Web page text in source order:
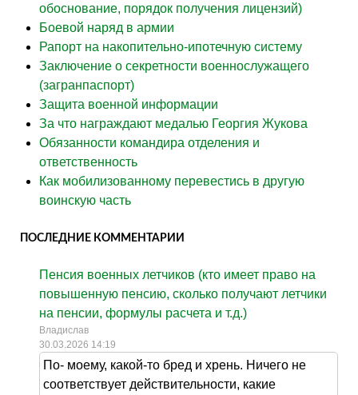
обоснование, порядок получения лицензий)
Боевой наряд в армии
Рапорт на накопительно-ипотечную систему
Заключение о секретности военнослужащего
(загранпаспорт)
Защита военной информации
За что награждают медалью Георгия Жукова
Обязанности командира отделения и
ответственность
Как мобилизованному перевестись в другую
воинскую часть
ПОСЛЕДНИЕ КОММЕНТАРИИ
Пенсия военных летчиков (кто имеет право на
повышенную пенсию, сколько получают летчики
на пенсии, формулы расчета и т.д.)
Владислав
30.03.2026 14:19
По- моему, какой-то бред и хрень. Ничего не
соответствует действительности, какие